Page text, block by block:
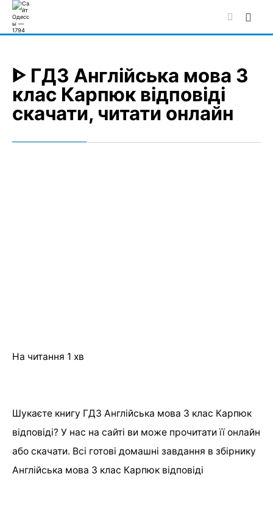
Skip
to
ᐈ ГДЗ Англійська мова 3
клас Карпюк відповіді
скачати, читати онлайн
На читання 1 хв
Шукаєте книгу ГДЗ Англійська мова 3 клас Карпюк
відповіді? У нас на сайті ви може прочитати її онлайн
або скачати. Всі готові домашні завдання в збірнику
Англійська мова 3 клас Карпюк відповіді